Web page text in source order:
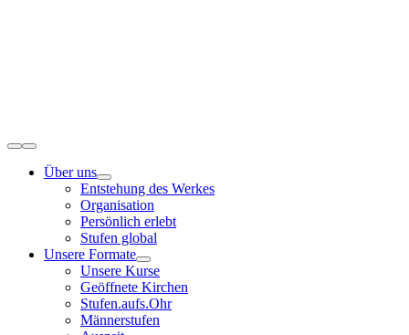
Toggle
NavigationÜber uns
Entstehung des Werkes
Organisation
Persönlich erlebt
Stufen global
Unsere Formate
Unsere Kurse
Geöffnete Kirchen
Stufen.aufs.Ohr
Männerstufen